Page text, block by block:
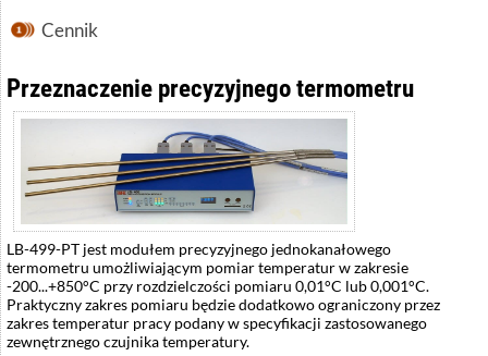
Cennik
Przeznaczenie precyzyjnego termometru
LB-499-PT jest modułem precyzyjnego jednokanałowego
termometru umożliwiającym pomiar temperatur w zakresie
-200...+850°C przy rozdzielczości pomiaru 0,01°C lub 0,001°C.
Praktyczny zakres pomiaru będzie dodatkowo ograniczony przez
zakres temperatur pracy podany w specyfikacji zastosowanego
zewnętrznego czujnika temperatury.